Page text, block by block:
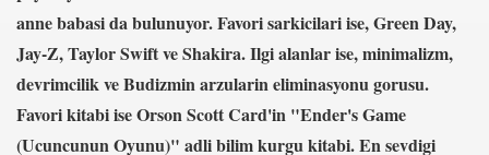
anne babasi da bulunuyor. Favori sarkicilari ise, Green Day,
Jay-Z, Taylor Swift ve Shakira. Ilgi alanlar ise, minimalizm,
devrimcilik ve Budizmin arzularin eliminasyonu gorusu.
Favori kitabi ise Orson Scott Card'in "Ender's Game
(Ucuncunun Oyunu)" adli bilim kurgu kitabi. En sevdigi
esnek piller geliştirildi